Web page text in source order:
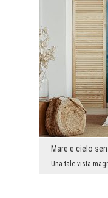
Mare e cielo